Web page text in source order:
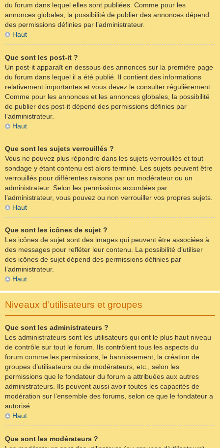
du forum dans lequel elles sont publiées. Comme pour les
annonces globales, la possibilité de publier des annonces dépend
des permissions définies par l’administrateur.
Haut
Que sont les post-it ?
Un post-it apparaît en dessous des annonces sur la première page
du forum dans lequel il a été publié. Il contient des informations
relativement importantes et vous devez le consulter régulièrement.
Comme pour les annonces et les annonces globales, la possibilité
de publier des post-it dépend des permissions définies par
l’administrateur.
Haut
Que sont les sujets verrouillés ?
Vous ne pouvez plus répondre dans les sujets verrouillés et tout
sondage y étant contenu est alors terminé. Les sujets peuvent être
verrouillés pour différentes raisons par un modérateur ou un
administrateur. Selon les permissions accordées par
l’administrateur, vous pouvez ou non verrouiller vos propres sujets.
Haut
Que sont les icônes de sujet ?
Les icônes de sujet sont des images qui peuvent être associées à
des messages pour refléter leur contenu. La possibilité d’utiliser
des icônes de sujet dépend des permissions définies par
l’administrateur.
Haut
Niveaux d’utilisateurs et groupes
Que sont les administrateurs ?
Les administrateurs sont les utilisateurs qui ont le plus haut niveau
de contrôle sur tout le forum. Ils contrôlent tous les aspects du
forum comme les permissions, le bannissement, la création de
groupes d’utilisateurs ou de modérateurs, etc., selon les
permissions que le fondateur du forum a attribuées aux autres
administrateurs. Ils peuvent aussi avoir toutes les capacités de
modération sur l’ensemble des forums, selon ce que le fondateur a
autorisé.
Haut
Que sont les modérateurs ?